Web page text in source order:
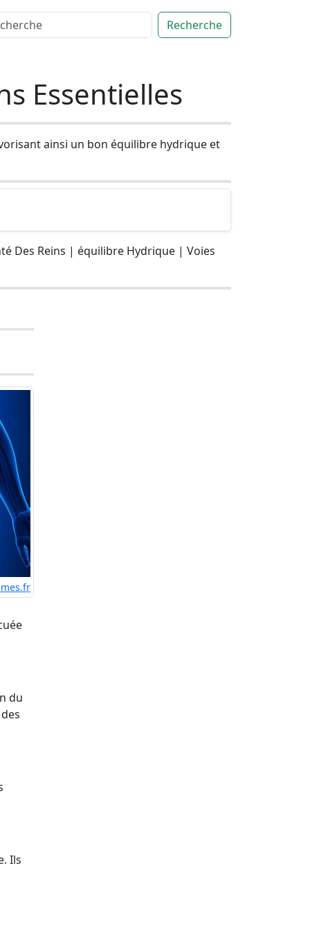
Recherche
Essentielles
ainsi un bon équilibre hydrique et
Des Reins | équilibre Hydrique | Voies
du
Ils